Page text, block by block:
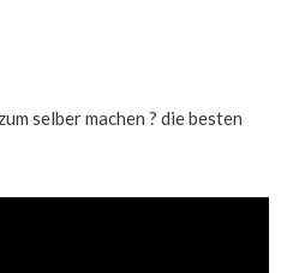
selber machen ? die besten